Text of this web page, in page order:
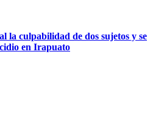
la culpabilidad de dos sujetos y se
en Irapuato